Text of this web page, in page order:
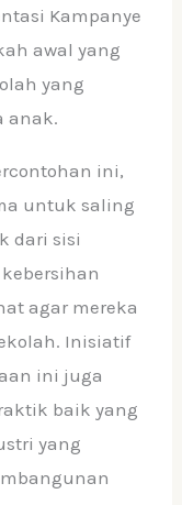
Kampanye
awal yang
yang
anak.
ini,
untuk saling
dari sisi
agar mereka
Inisiatif
ini juga
baik yang
yang